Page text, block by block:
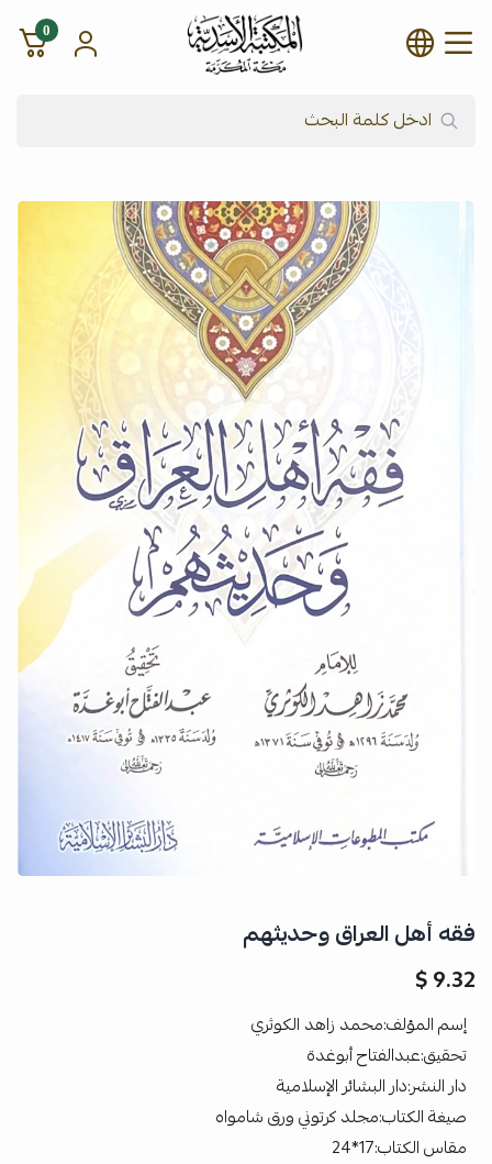
شركة المكتبة الأسدية للنشر
0
فقه أهل العراق وحديثهم
9.32 $
إسم المؤلف:محمد زاهد الكوثري
تحقيق:عبدالفتاح أبوغدة
دار النشر:دار البشائر الإسلامية
صيغة الكتاب:مجلد كرتوني ورق شامواه
مقاس الكتاب:17*24